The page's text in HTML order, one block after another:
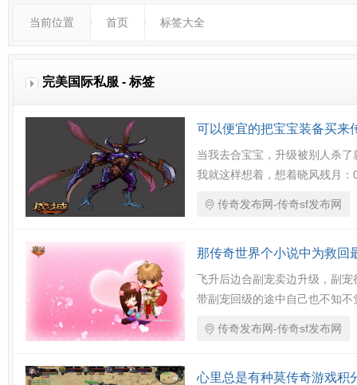
当前位置 首页 标签大全
完美国际私服 - 标签
可以便宜的把宝宝装备买来
当我去合宝宝，升级被别人杀
我就这样想着，想着晓风残月
传奇发布网-传奇sf发布网
那传奇世界个小说中为救回
飞升后边合副宠卖边升级，副
带副宠回级的途中自己也不知
传奇发布网-传奇sf发布网
心里总是有种莫传奇游戏积